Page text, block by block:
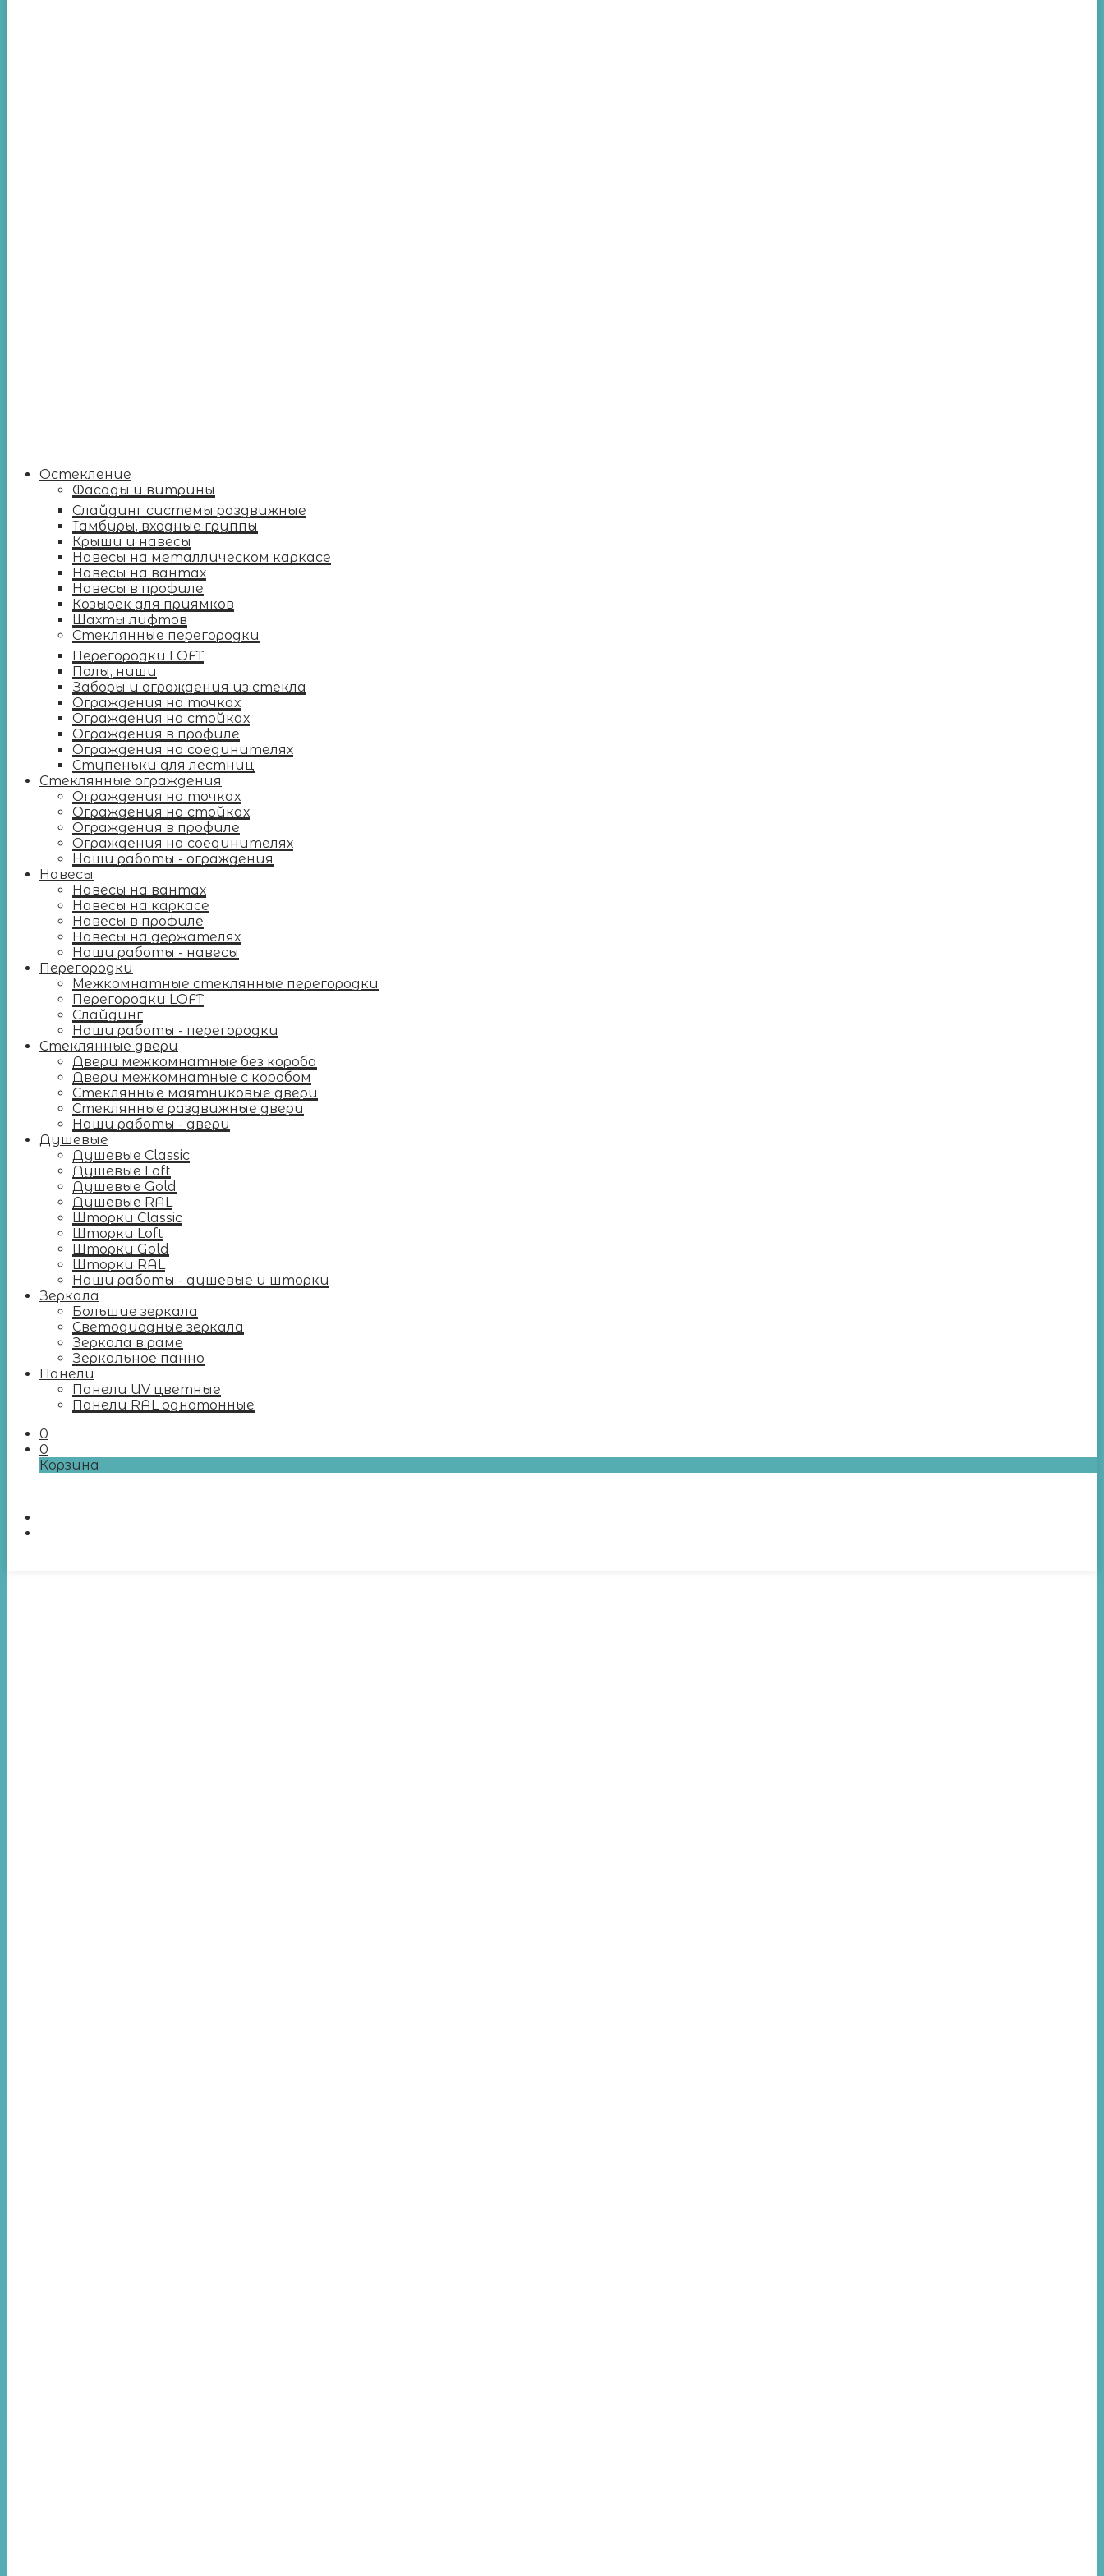
Остекление
Фасады и витрины
Слайдинг системы раздвижные
Тамбуры, входные группы
Крыши и навесы
Навесы на металлическом каркасе
Навесы на вантах
Навесы в профиле
Козырек для приямков
Шахты лифтов
Стеклянные перегородки
Перегородки LOFT
Полы, ниши
Заборы и ограждения из стекла
Ограждения на точках
Ограждения на стойках
Ограждения в профиле
Ограждения на соединителях
Ступеньки для лестниц
Стеклянные ограждения
Ограждения на точках
Ограждения на стойках
Ограждения в профиле
Ограждения на соединителях
Наши работы - ограждения
Навесы
Навесы на вантах
Навесы на каркасе
Навесы в профиле
Навесы на держателях
Наши работы - навесы
Перегородки
Межкомнатные стеклянные перегородки
Перегородки LOFT
Слайдинг
Наши работы - перегородки
Стеклянные двери
Двери межкомнатные без короба
Двери межкомнатные с коробом
Стеклянные маятниковые двери
Стеклянные раздвижные двери
Наши работы - двери
Душевые
Душевые Classic
Душевые Loft
Душевые Gold
Душевые RAL
Шторки Classic
Шторки Loft
Шторки Gold
Шторки RAL
Наши работы - душевые и шторки
Зеркала
Большие зеркала
Светодиодные зеркала
Зеркала в раме
Зеркальное панно
Панели
Панели UV цветные
Панели RAL однотонные
0
0
Корзина